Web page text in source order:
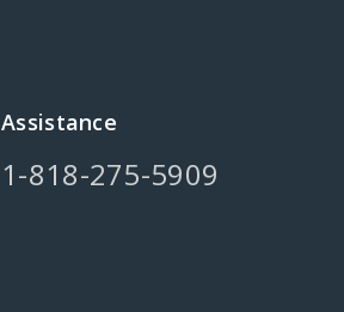
Assistance
1-818-275-5909